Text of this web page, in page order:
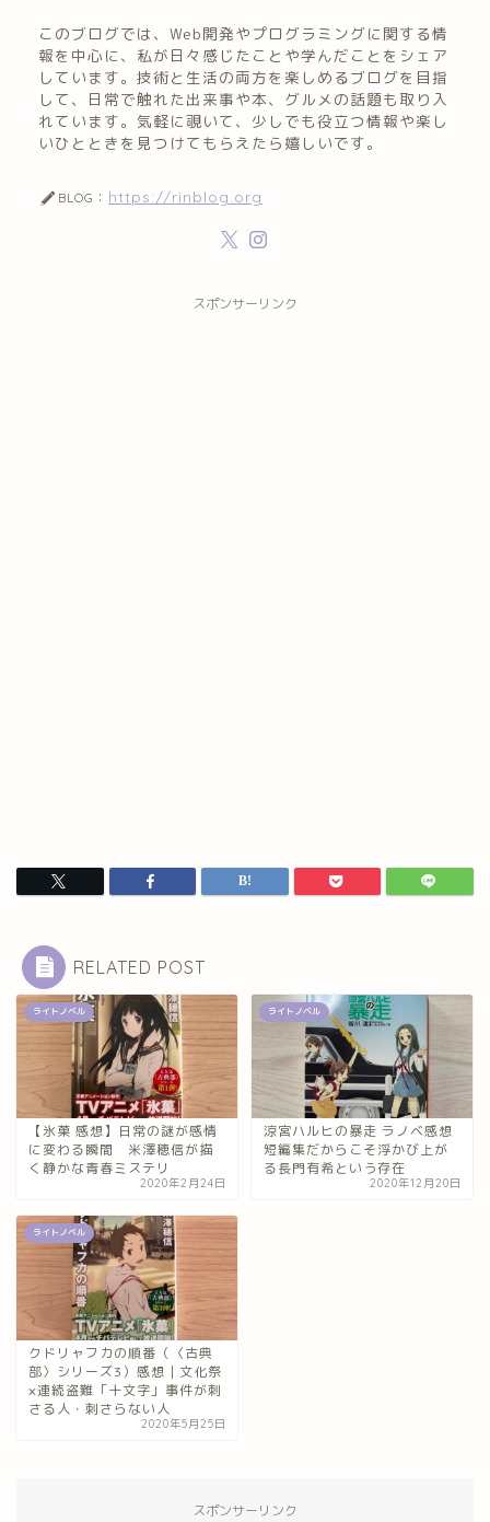
このブログでは、Web開発やプログラミングに関する情
報を中心に、私が日々感じたことや学んだことをシェア
しています。技術と生活の両方を楽しめるブログを目指
して、日常で触れた出来事や本、グルメの話題も取り入
れています。気軽に覗いて、少しでも役立つ情報や楽し
いひとときを見つけてもらえたら嬉しいです。
BLOG： https://rinblog.org
スポンサーリンク
RELATED POST
ライトノベル
【氷菓 感想】日常の謎が感情
に変わる瞬間 米澤穂信が描
く静かな青春ミステリ
2020年2月24日
ライトノベル
涼宮ハルヒの暴走 ラノベ感想
短編集だからこそ浮かび上が
る長門有希という存在
2020年12月20日
ライトノベル
クドリャフカの順番（〈古典
部〉シリーズ3）感想｜文化祭
×連続盗難「十文字」事件が刺
さる人・刺さらない人
2020年5月25日
スポンサーリンク